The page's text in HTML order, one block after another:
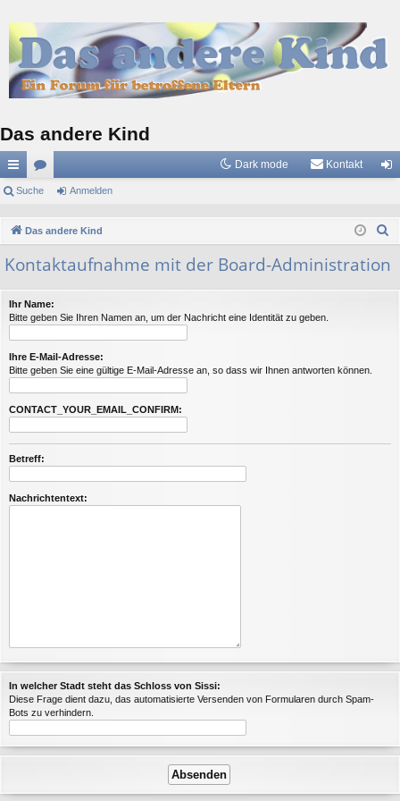
Das andere Kind
ch
llz
ug
riff
or
Dark mode Kontakt
el
de
Suche Anmelden
Das andere Kind
h
Kontaktaufnahme mit der Board-Administration
Ihr Name:
Bitte geben Sie Ihren Namen an, um der Nachricht eine Identität zu geben.
Ihre E-Mail-Adresse:
Bitte geben Sie eine gültige E-Mail-Adresse an, so dass wir Ihnen antworten können.
CONTACT_YOUR_EMAIL_CONFIRM:
Betreff:
Nachrichtentext:
In welcher Stadt steht das Schloss von Sissi:
Diese Frage dient dazu, das automatisierte Versenden von Formularen durch Spam-
Bots zu verhindern.